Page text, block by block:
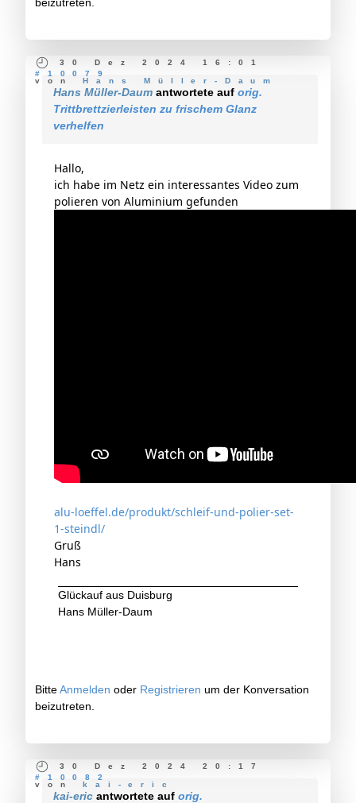
30 Dez 2024 16:01
#10079
vonHans Müller-Daum
Hans Müller-Daum antwortete auf orig.
Trittbrettzierleisten zu frischem Glanz
verhelfen
Hallo,
ich habe im Netz ein interessantes Video zum
polieren von Aluminium gefunden
alu-loeffel.de/produkt/schleif-und-polier-set-
1-steindl/
Gruß
Hans
Glückauf aus Duisburg
Hans Müller-Daum
BitteAnmelden oder Registrieren um der Konversation
beizutreten.
30 Dez 2024 20:17
#10082
vonkai-eric
kai-eric antwortete auf orig.